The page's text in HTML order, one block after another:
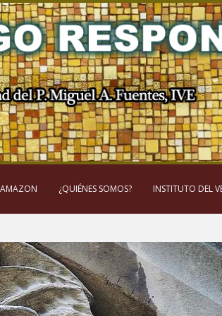
¿QUIÉNES SOMOS? INSTITUTO DEL